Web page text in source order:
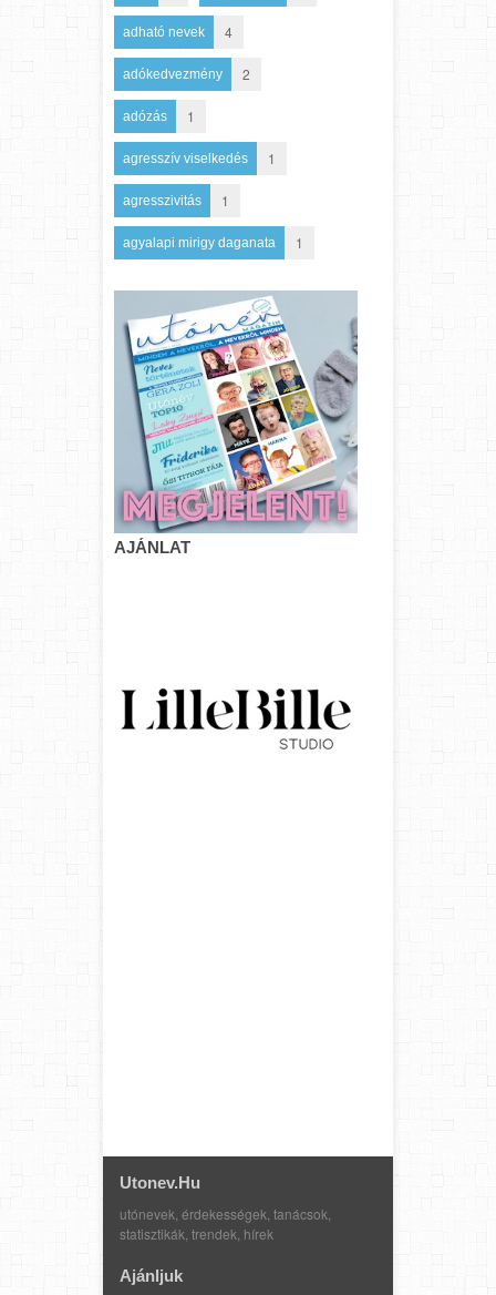
adható nevek 4
adókedvezmény 2
adózás 1
agresszív viselkedés 1
agresszivitás 1
agyalapi mirigy daganata 1
AJÁNLAT
Utonev.hu
utónevek, érdekességek, tanácsok,
statisztikák, trendek, hírek
Ajánljuk